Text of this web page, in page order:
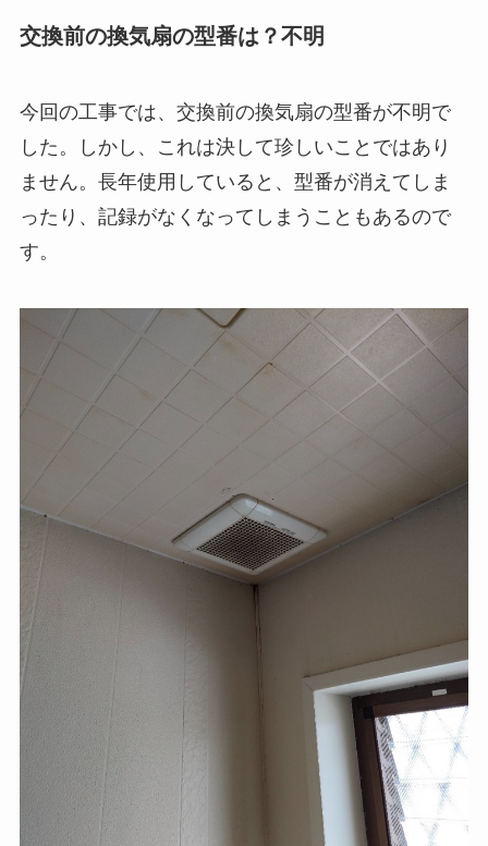
交換前の換気扇の型番は？不明
今回の工事では、交換前の換気扇の型番が不明で
した。しかし、これは決して珍しいことではあり
ません。長年使用していると、型番が消えてしま
ったり、記録がなくなってしまうこともあるので
す。